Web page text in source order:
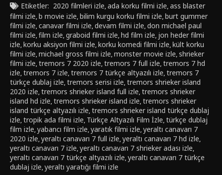
Etiketler: 2020 filmleri izle,ada korku filmi izle,ass blaster
filmi izle,b movie izle,bilim kurgu korku filmi izle,burt gummer
filmi izle,canavar filmi izle,devam filmi izle,don michael paul
filmi izle,film izle,graboid filmi izle,hd film izle, jon heder filmi
izle,korku aksiyon filmi izle,korku komedi filmi izle,kült korku
filmi izle,michael gross filmi izle,monster movie izle,shrieker
filmi izle,tremors 7 2020 izle,tremors 7 full izle,tremors 7 hd
izle,tremors 7 izle,tremors 7 türkçe altyazılı izle,tremors 7
türkçe dublaj izle,tremors serisi izle,tremors shrieker island
2020 izle,tremors shrieker island full izle,tremors shrieker
island hd izle,tremors shrieker island izle,tremors shrieker
island türkçe altyazılı izle,tremors shrieker island türkçe dublaj
izle,tropik ada filmi izle, Türkçe Altyazılı Film İzle,türkçe dublaj
film izle,yabancı film izle,yaratık filmi izle,yeraltı canavarı 7
2020 izle,yeraltı canavarı 7 full izle,yeraltı canavarı 7 hd izle,
yeraltı canavarı 7 izle,yeraltı canavarı 7 shrieker adası izle,
yeraltı canavarı 7 türkçe altyazılı izle,yeraltı canavarı 7 türkçe
dublaj izle,yeraltı yaratığı filmi izle